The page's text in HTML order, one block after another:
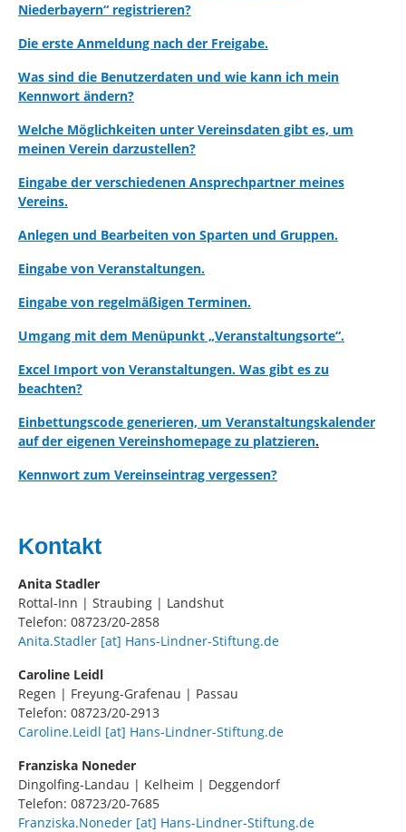
Niederbayern“ registrieren?
Die erste Anmeldung nach der Freigabe.
Was sind die Benutzerdaten und wie kann ich mein
Kennwort ändern?
Welche Möglichkeiten unter Vereinsdaten gibt es, um
meinen Verein darzustellen?
Eingabe der verschiedenen Ansprechpartner meines
Vereins.
Anlegen und Bearbeiten von Sparten und Gruppen.
Eingabe von Veranstaltungen.
Eingabe von regelmäßigen Terminen.
Umgang mit dem Menüpunkt „Veranstaltungsorte“.
Excel Import von Veranstaltungen. Was gibt es zu
beachten?
Einbettungscode generieren, um Veranstaltungskalender
auf der eigenen Vereinshomepage zu platzieren.
Kennwort zum Vereinseintrag vergessen?
Kontakt
Anita Stadler
Rottal-Inn | Straubing | Landshut
Telefon: 08723/20-2858
Anita.Stadler [at] Hans-Lindner-Stiftung.de
Caroline Leidl
Regen | Freyung-Grafenau | Passau
Telefon: 08723/20-2913
Caroline.Leidl [at] Hans-Lindner-Stiftung.de
Franziska Noneder
Dingolfing-Landau | Kelheim | Deggendorf
Telefon: 08723/20-7685
Franziska.Noneder [at] Hans-Lindner-Stiftung.de